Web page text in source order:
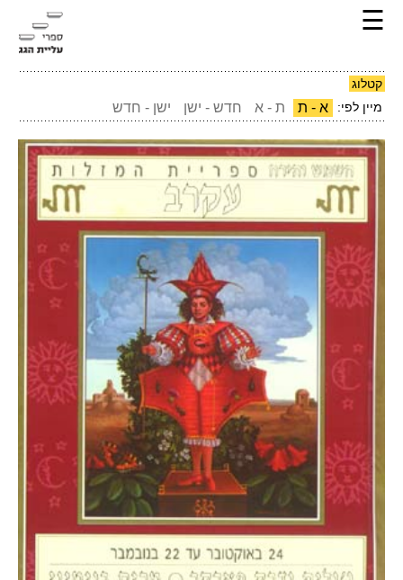
☰
קטלוג
מיין לפי:
א - ת ת - א חדש - ישן ישן - חדש